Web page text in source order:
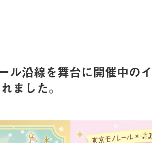
ル沿線を舞台に開催中の
ました。